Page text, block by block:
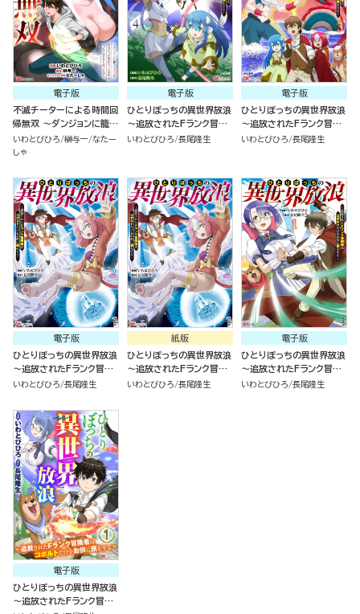
電子版
不滅チーターによる時間回
帰無双 ～ダンジョンに籠っ
て1万年。最弱だった俺が
失った家族とついでに世界
（分冊版）
いわとびひろ 榊与一 なたー
しゃ
電子版
ひとりぼっちの異世界放浪
～追放されたFランク冒険
者はコボルトだけをお供に
いわとびひろ 長尾隆生
電子版
ひとりぼっちの異世界放浪
～追放されたFランク冒険
者はコボルトだけをお供に
いわとびひろ 長尾隆生
電子版
ひとりぼっちの異世界放浪
～追放されたFランク冒険
者はコボルトだけをお供に
いわとびひろ 長尾隆生
紙版
ひとりぼっちの異世界放浪
～追放されたFランク冒険
者はコボルトだけをお供に
いわとびひろ 長尾隆生
電子版
ひとりぼっちの異世界放浪
～追放されたFランク冒険
者はコボルトだけをお供に
いわとびひろ 長尾隆生
電子版
ひとりぼっちの異世界放浪
～追放されたFランク冒険